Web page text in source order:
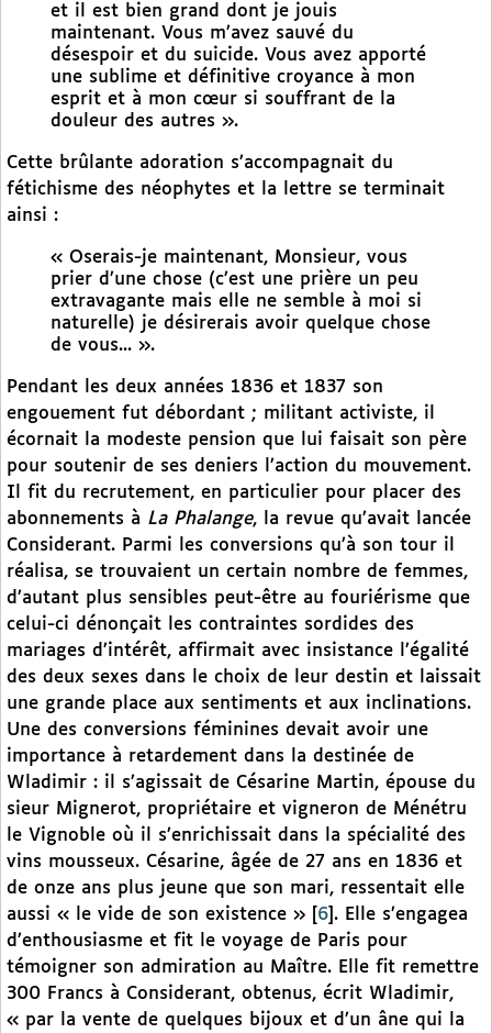
et il est bien grand dont je jouis
maintenant. Vous m’avez sauvé du
désespoir et du suicide. Vous avez apporté
une sublime et définitive croyance à mon
esprit et à mon cœur si souffrant de la
douleur des autres ».
Cette brûlante adoration s’accompagnait du
fétichisme des néophytes et la lettre se terminait
ainsi :
« Oserais-je maintenant, Monsieur, vous
prier d’une chose (c’est une prière un peu
extravagante mais elle ne semble à moi si
naturelle) je désirerais avoir quelque chose
de vous... ».
Pendant les deux années 1836 et 1837 son
engouement fut débordant ; militant activiste, il
écornait la modeste pension que lui faisait son père
pour soutenir de ses deniers l’action du mouvement.
Il fit du recrutement, en particulier pour placer des
abonnements à La Phalange, la revue qu’avait lancée
Considerant. Parmi les conversions qu’à son tour il
réalisa, se trouvaient un certain nombre de femmes,
d’autant plus sensibles peut-être au fouriérisme que
celui-ci dénonçait les contraintes sordides des
mariages d’intérêt, affirmait avec insistance l’égalité
des deux sexes dans le choix de leur destin et laissait
une grande place aux sentiments et aux inclinations.
Une des conversions féminines devait avoir une
importance à retardement dans la destinée de
Wladimir : il s’agissait de Césarine Martin, épouse du
sieur Mignerot, propriétaire et vigneron de Ménétru
le Vignoble où il s’enrichissait dans la spécialité des
vins mousseux. Césarine, âgée de 27 ans en 1836 et
de onze ans plus jeune que son mari, ressentait elle
aussi « le vide de son existence »
6 . Elle s’engagea
d’enthousiasme et fit le voyage de Paris pour
témoigner son admiration au Maître. Elle fit remettre
300 Francs à Considerant, obtenus, écrit Wladimir,
« par la vente de quelques bijoux et d’un âne qui la